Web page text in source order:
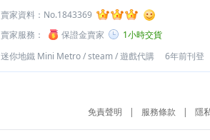
賣家資料： No.1843369
賣家服務：
保證金賣家
1小時交貨
迷你地鐵 Mini Metro/steam/遊戲代購 6年前刊登
免責聲明 | 服務條款 | 隱